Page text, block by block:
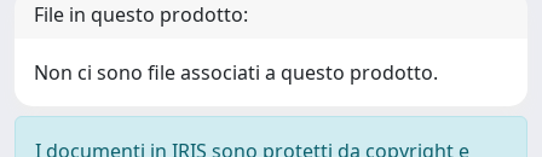
File in questo prodotto:
Non ci sono file associati a questo prodotto.
I documenti in IRIS sono protetti da copyright e